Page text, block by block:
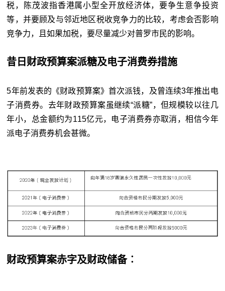
税，陈茂波指香港属小型全开放经济体，要争生意争投资
等，并要顾及与邻近地区税收竞争力的比较，考虑会否影响
竞争力，且如果加税，要尽量减少对普罗市民的影响。
昔日财政预算案派糖及电子消费券措施
5年前发表的《财政预算案》首次派钱，及曾连续3年推出电
子消费券。去年财政预算案虽继续“派糖”，但规模较以往几
年小，总金额约为115亿元，电子消费券亦取消，相信今年
派电子消费券机会甚微。
财政预算案赤字及财政储备︰